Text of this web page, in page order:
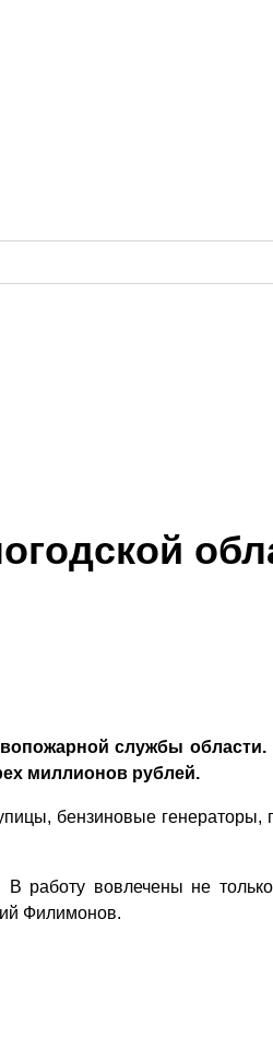
службы
миллионов рублей.
бензиновые генераторы,
вовлечены не только
Филимонов.